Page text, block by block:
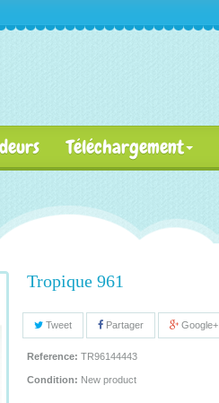
Téléchargement
Tropique 961
Tweet Partager Google+
Reference: TR96144443
Condition: New product